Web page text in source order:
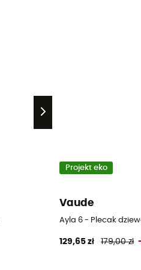
Projekt eko
Vaude
Ayla 6 - Plecak
129,65 zł 179,00 zł